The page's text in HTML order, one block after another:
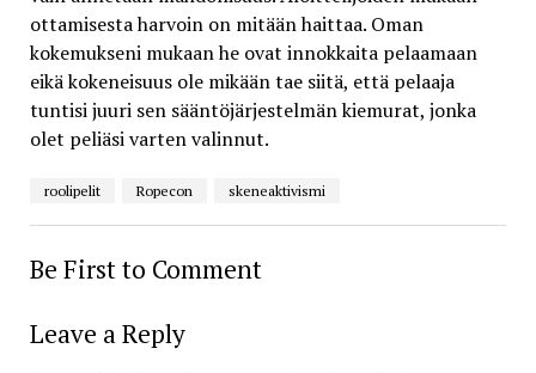
ottamisesta harvoin on mitään haittaa. Oman
kokemukseni mukaan he ovat innokkaita pelaamaan
eikä kokeneisuus ole mikään tae siitä, että pelaaja
tuntisi juuri sen sääntöjärjestelmän kiemurat, jonka
olet peliäsi varten valinnut.
roolipelit Ropecon skeneaktivismi
Be First to Comment
Leave a Reply